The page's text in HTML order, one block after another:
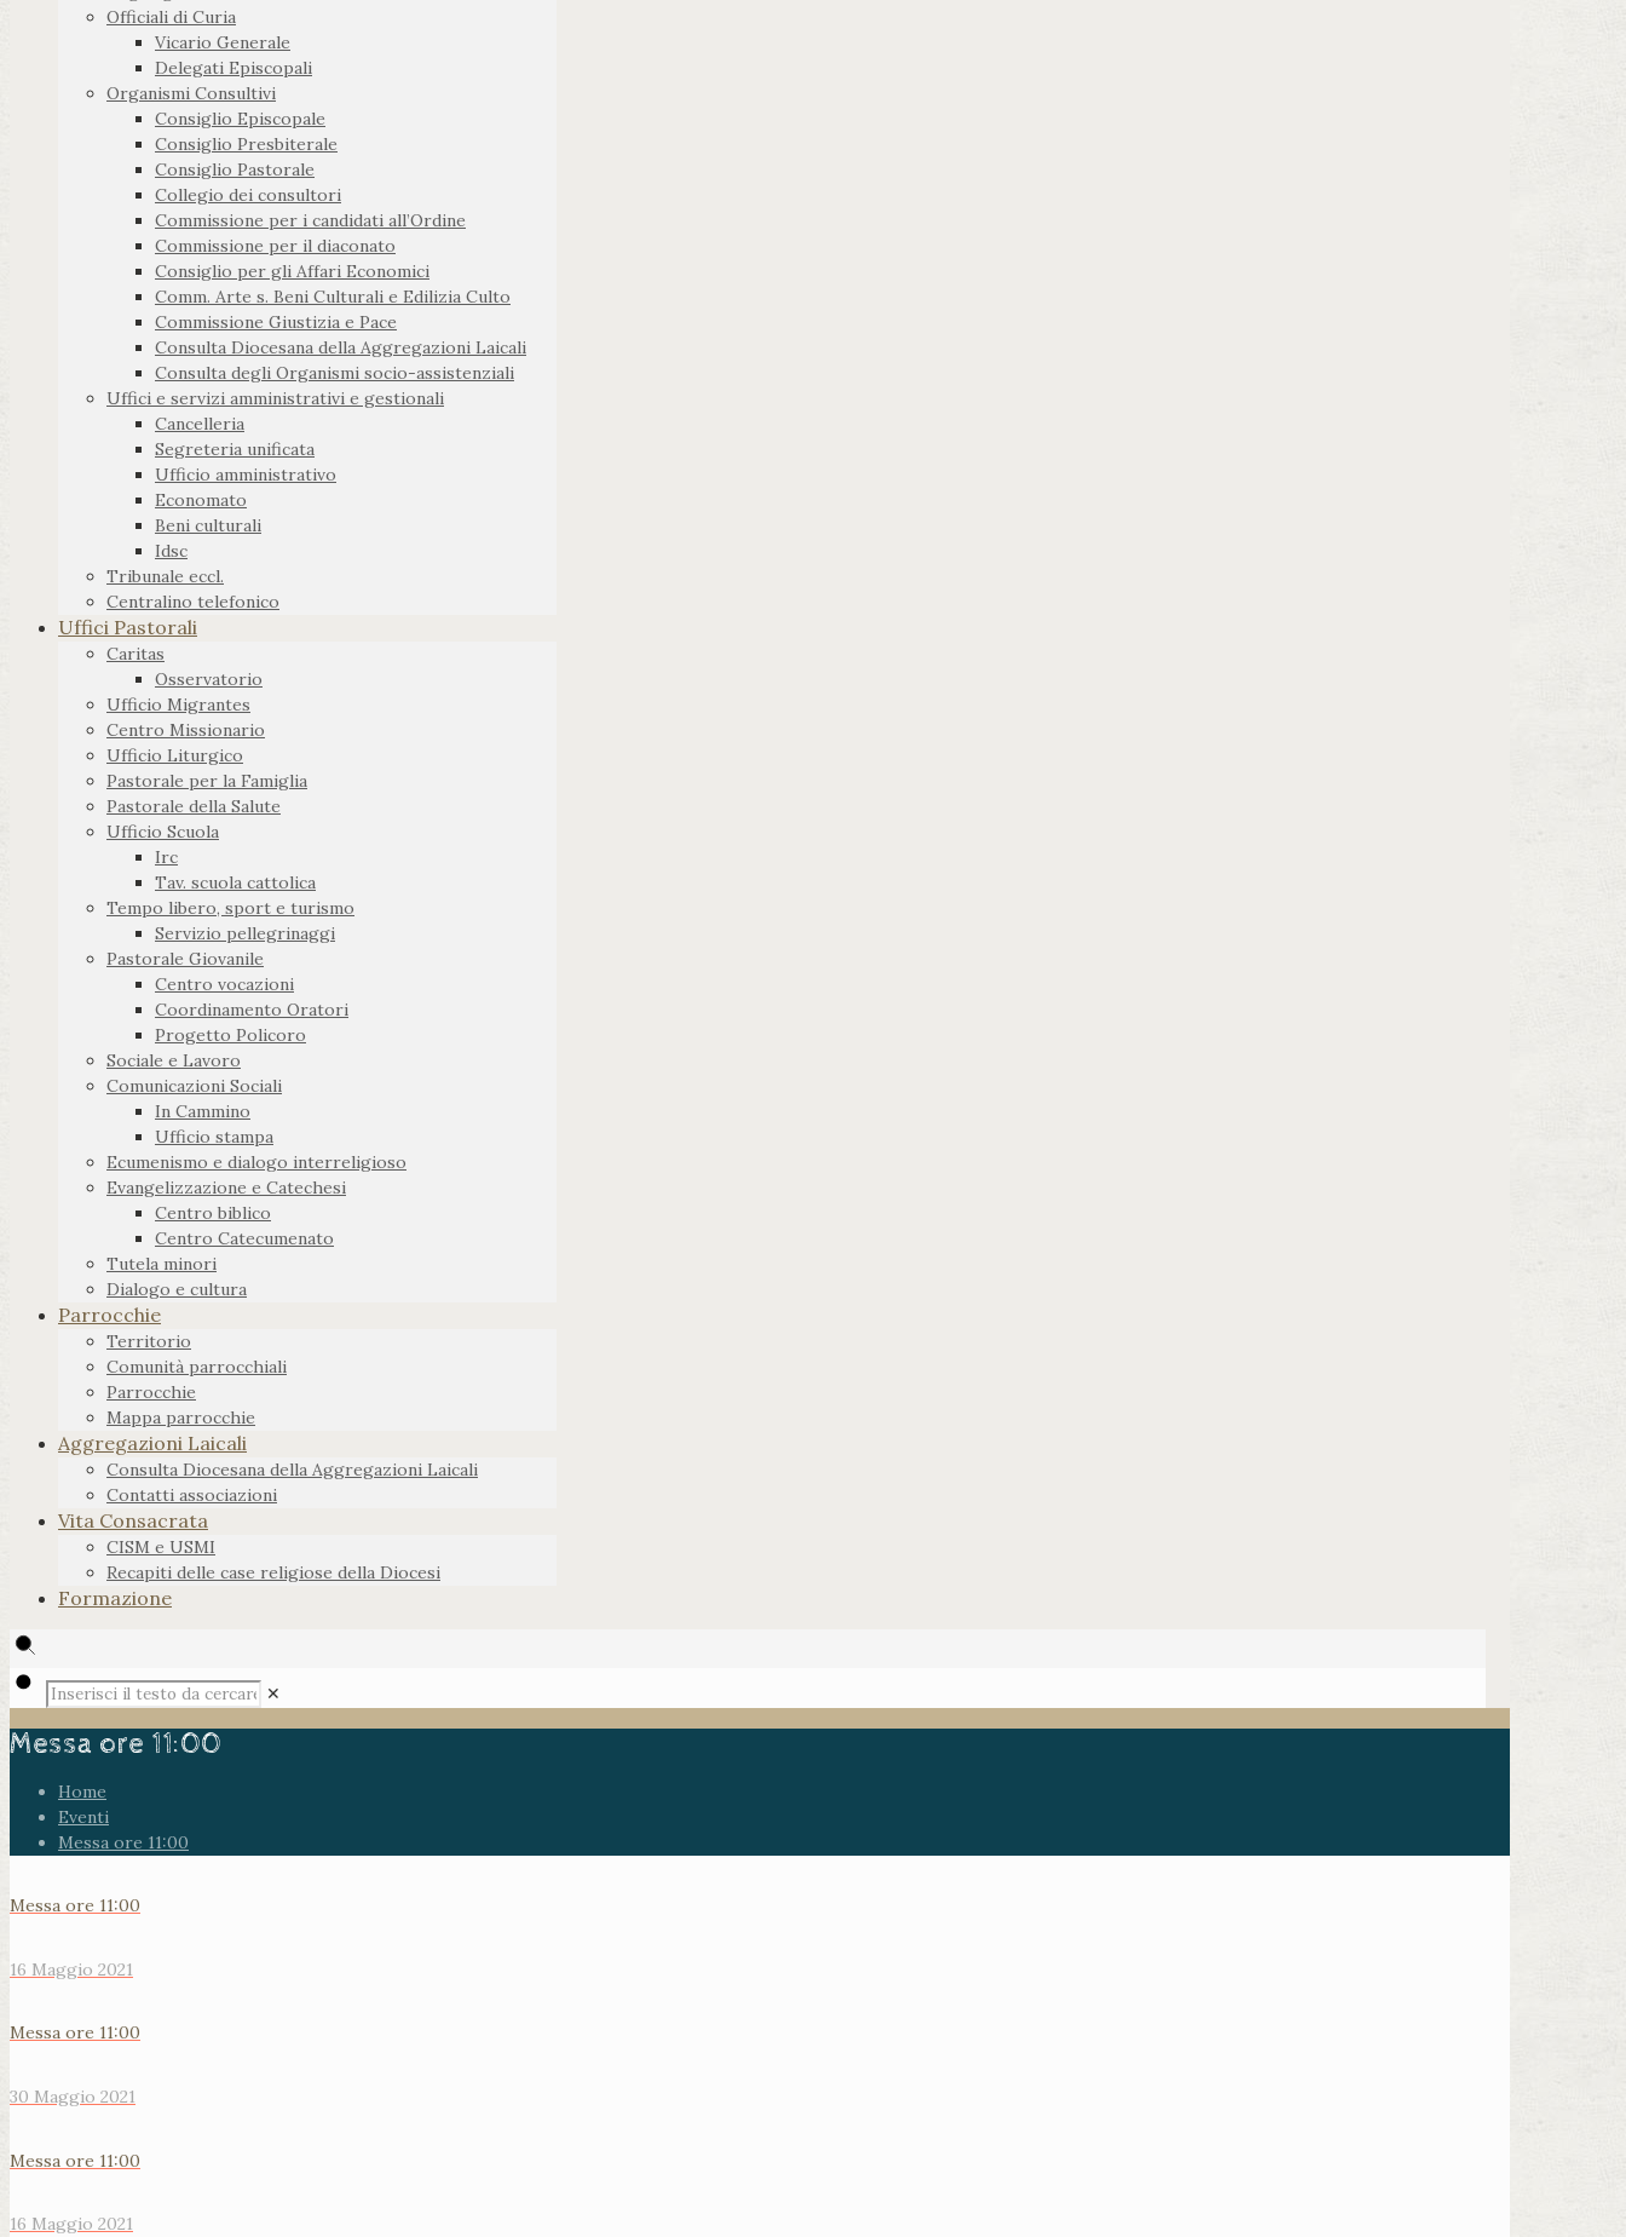
Officiali di Curia
Vicario Generale
Delegati Episcopali
Organismi Consultivi
Consiglio Episcopale
Consiglio Presbiterale
Consiglio Pastorale
Collegio dei consultori
Commissione per i candidati all’Ordine
Commissione per il diaconato
Consiglio per gli Affari Economici
Comm. Arte s. Beni Culturali e Edilizia Culto
Commissione Giustizia e Pace
Consulta Diocesana della Aggregazioni Laicali
Consulta degli Organismi socio-assistenziali
Uffici e servizi amministrativi e gestionali
Cancelleria
Segreteria unificata
Ufficio amministrativo
Economato
Beni culturali
Idsc
Tribunale eccl.
Centralino telefonico
Uffici Pastorali
Caritas
Osservatorio
Ufficio Migrantes
Centro Missionario
Ufficio Liturgico
Pastorale per la Famiglia
Pastorale della Salute
Ufficio Scuola
Irc
Tav. scuola cattolica
Tempo libero, sport e turismo
Servizio pellegrinaggi
Pastorale Giovanile
Centro vocazioni
Coordinamento Oratori
Progetto Policoro
Sociale e Lavoro
Comunicazioni Sociali
In Cammino
Ufficio stampa
Ecumenismo e dialogo interreligioso
Evangelizzazione e Catechesi
Centro biblico
Centro Catecumenato
Tutela minori
Dialogo e cultura
Parrocchie
Territorio
Comunità parrocchiali
Parrocchie
Mappa parrocchie
Aggregazioni Laicali
Consulta Diocesana della Aggregazioni Laicali
Contatti associazioni
Vita Consacrata
CISM e USMI
Recapiti delle case religiose della Diocesi
Formazione
✕
Messa ore 11:00
Home
Eventi
Messa ore 11:00
Messa ore 11:00
16 Maggio 2021
Messa ore 11:00
30 Maggio 2021
Messa ore 11:00
16 Maggio 2021